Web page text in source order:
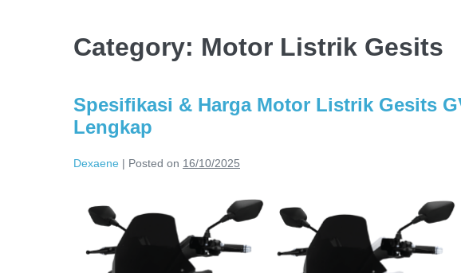
Category: Motor Listrik Gesits
Spesifikasi & Harga Motor Listrik Gesits
Lengkap
Dexaene | Posted on 16/10/2025